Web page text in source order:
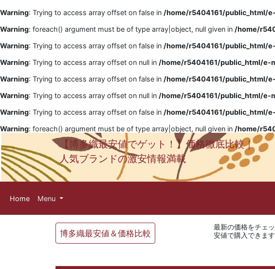
Warning: Trying to access array offset on false in /home/r5404161/public_html/
Warning: foreach() argument must be of type array|object, null given in /home/
Warning: Trying to access array offset on false in /home/r5404161/public_html/
Warning: Trying to access array offset on null in /home/r5404161/public_html/e-
Warning: Trying to access array offset on false in /home/r5404161/public_html/
Warning: Trying to access array offset on null in /home/r5404161/public_html/e-
Warning: Trying to access array offset on false in /home/r5404161/public_html/
Warning: foreach() argument must be of type array|object, null given in /home/
【博多織最安値でゲット！】価格徹底比較｜
人気ブランドの激安情報満載
Home Menu
博多織最安値＆価格比較
最新の価格をチェ
安値で購入できます